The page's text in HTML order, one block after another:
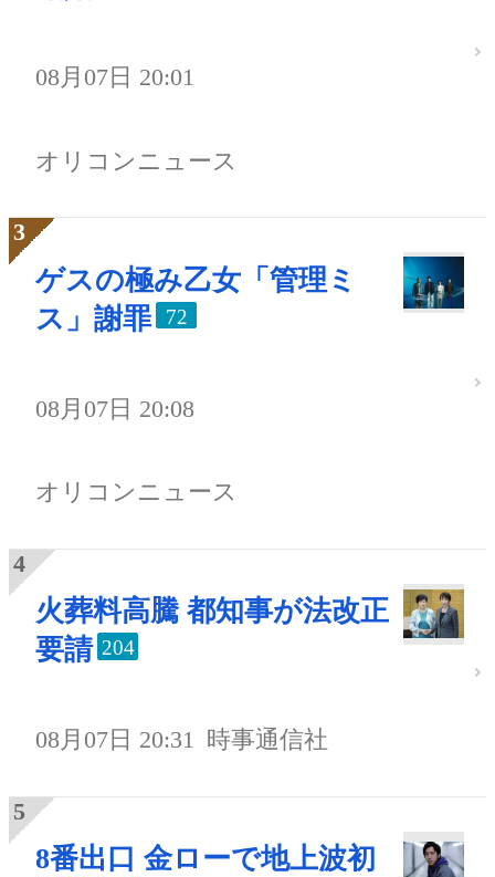
08月07日 20:01
オリコンニュース
ゲスの極み乙女「管理ミ
ス」謝罪
72
08月07日 20:08
オリコンニュース
火葬料高騰 都知事が法改正
要請 204
08月07日 20:31 時事通信社
8番出口 金ローで地上波初